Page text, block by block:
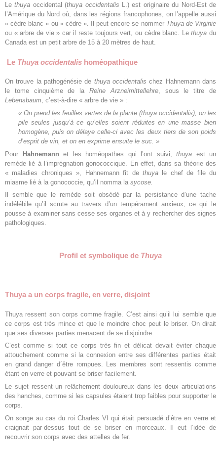
Le thuya occidental (thuya occidentalis L.) est originaire du Nord-Est de
l’Amérique du Nord où, dans les régions francophones, on l’appelle aussi
« cèdre blanc » ou « cèdre ». Il peut encore se nommer Thuya de Virginie
ou « arbre de vie » car il reste toujours vert, ou cèdre blanc. Lethuya du
Canada est un petit arbre de 15 à 20 mètres de haut.
Le Thuya occidentalis homéopathique
On trouve la pathogénésie de thuya occidentalischez Hahnemann dans
le tome cinquième de la Reine Arzneimittellehre, sous le titre de
Lebensbaum, c’est-à-dire « arbre de vie » :
« On prend les feuilles vertes de la plante (thuya occidentalis), on les
pile seules jusqu’à ce qu’elles soient réduites en une masse bien
homogène, puis on délaye celle-ci avec les deux tiers de son poids
d’esprit de vin, et on en exprime ensuite le suc. »
Pour Hahnemann et les homéopathes qui l’ont suivi, thuya est un
remède lié à l’imprégnation gonococcique. En effet, dans sa théorie des
« maladies chroniques », Hahnemann fit dethuyale chef de file du
miasme lié à la gonococcie, qu’il nomma la sycose.
Il semble que le remède soit obsédé par la persistance d’une tache
indélébile qu’il scrute au travers d’un tempérament anxieux, ce qui le
pousse à examiner sans cesse ses organes et à y rechercher des signes
pathologiques.
Profil et symbolique de Thuya
Thuya a un corps fragile, en verre, disjoint
Thuya ressent son corps comme fragile. C’est ainsi qu’il lui semble que
ce corps est très mince et que le moindre choc peut le briser. On dirait
que ses diverses parties menacent de se disjoindre.
C’est comme si tout ce corps très fin et délicat devait éviter chaque
attouchement comme si la connexion entre ses différentes parties était
en grand danger d´être rompues. Les membres sont ressentis comme
étant en verre et pouvant se briser facilement.
Le sujet ressent un relâchement douloureux dans les deux articulations
des hanches, comme si les capsules étaient trop faibles pour supporter le
corps.
On songe au cas du roi Charles VI qui était persuadé d’être en verre et
craignait par-dessus tout de se briser en morceaux. Il eut l’idée de
recouvrir son corps avec des attelles de fer.